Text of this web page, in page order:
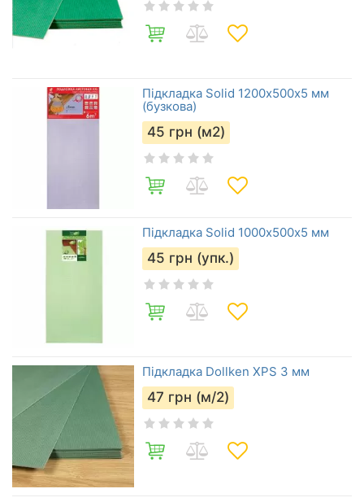
Підкладка Solid 1200х500х5 мм
(бузкова)
45 грн (м2)
Підкладка Solid 1000х500х5 мм
45 грн (упк.)
Підкладка Dollken XPS 3 мм
47 грн (м/2)